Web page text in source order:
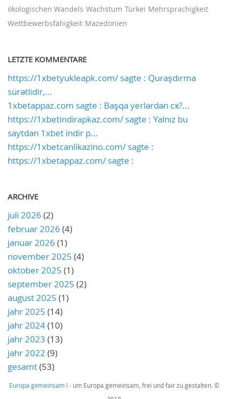
ökologischen Wandels Wachstum Türkei Mehrsprachigkeit
Wettbewerbsfähigkeit Mazedonien
LETZTE KOMMENTARE
https://1xbetyukleapk.com/ sagte : Quraşdırma
sürətlidir,...
1xbetappaz.com sagte : Başqa yerlərdən ск?...
https://1xbetindirapkaz.com/ sagte : Yalnız bu
saytdan 1xbet indir p...
https://1xbetcanlikazino.com/ sagte :
https://1xbetappaz.com/ sagte :
ARCHIVE
juli 2026 (2)
februar 2026 (4)
januar 2026 (1)
november 2025 (4)
oktober 2025 (1)
september 2025 (2)
august 2025 (1)
jahr 2025 (14)
jahr 2024(10)
jahr 2023 (13)
jahr 2022 (9)
gesamt(53)
Europa gemeinsam !- um Europa gemeinsam, frei und fair zu gestalten. ©